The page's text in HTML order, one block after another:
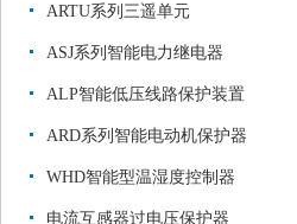
ARTU系列三遥单元
ASJ系列智能电力继电器
ALP智能低压线路保护装置
ARD系列智能电动机保护器
WHD智能型温湿度控制器
电流互感器过电压保护器